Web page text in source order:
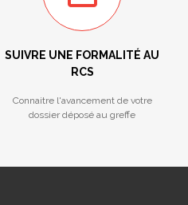
SUIVRE UNE FORMALITÉ AU
RCS
Connaitre l'avancement de votre
dossier déposé au greffe